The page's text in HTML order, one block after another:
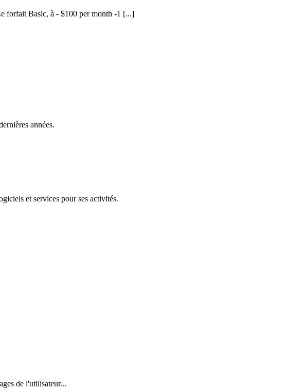
forfait Basic, à - $100 per month -1 [...]
années.
et services pour ses activités.
de l'utilisateur...